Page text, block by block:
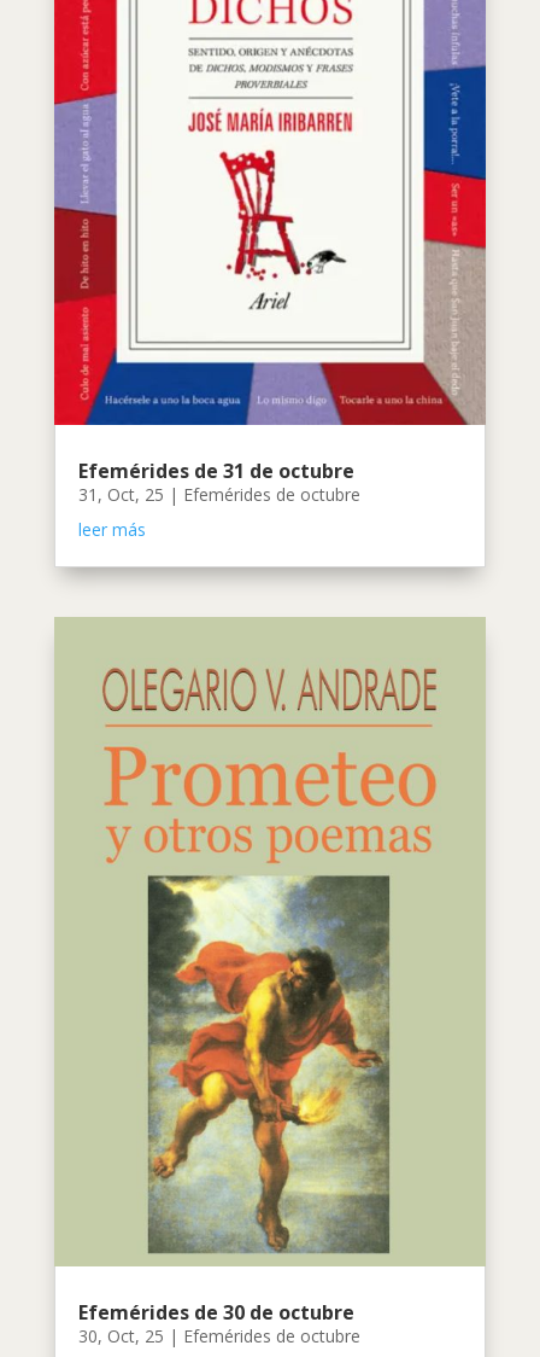
Efemérides de 31 de octubre
31, Oct, 25 | Efemérides de octubre
leer más
Efemérides de 30 de octubre
30, Oct, 25 | Efemérides de octubre